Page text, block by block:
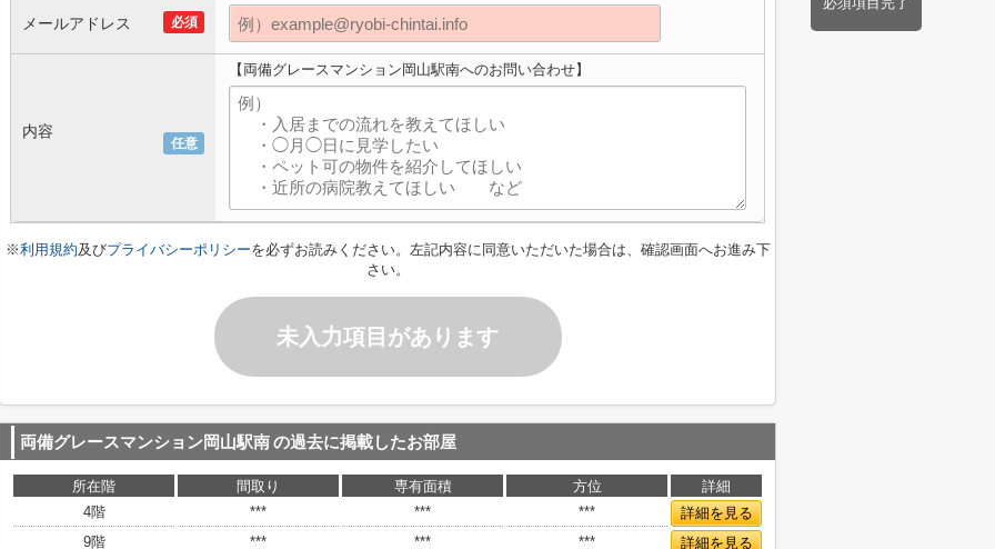
必須
メールアドレス
任意
内容
【両備グレースマンション岡山駅南へのお問い合わせ】
※利用規約及びプライバシーポリシーを必ずお読みください。左記内容に同意いただいた場合は、確認画面へお進み下
さい。
未入力項目があります
両備グレースマンション岡山駅南の過去に掲載したお部屋
所在階 間取り 専有面積 方位
詳細
4階
*** *** ***
詳細を見る
9階
*** *** *** 詳細を見る